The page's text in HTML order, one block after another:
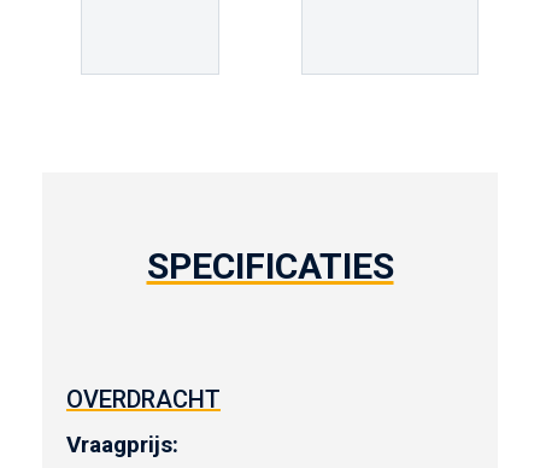
SPECIFICATIES
OVERDRACHT
Vraagprijs: